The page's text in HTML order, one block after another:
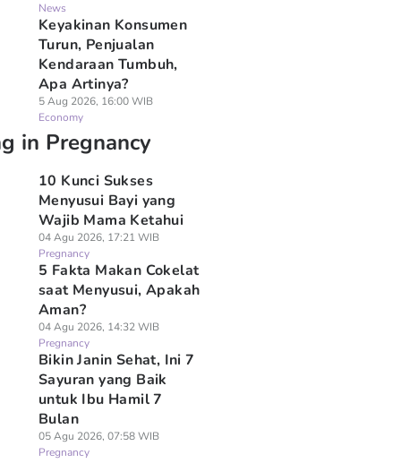
News
Keyakinan Konsumen
Turun, Penjualan
Kendaraan Tumbuh,
Apa Artinya?
5 Aug 2026, 16:00 WIB
Economy
in Pregnancy
10 Kunci Sukses
Menyusui Bayi yang
Wajib Mama Ketahui
04 Agu 2026, 17:21 WIB
Pregnancy
5 Fakta Makan Cokelat
saat Menyusui, Apakah
Aman?
04 Agu 2026, 14:32 WIB
Pregnancy
Bikin Janin Sehat, Ini 7
Sayuran yang Baik
untuk Ibu Hamil 7
Bulan
05 Agu 2026, 07:58 WIB
Pregnancy